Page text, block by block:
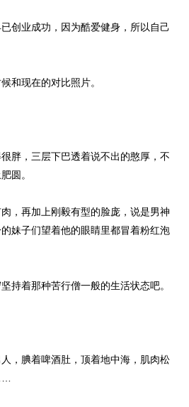
创业成功，因为酷爱健身，所以自己
和现在的对比照片。
胖，三层下巴透着说不出的憨厚，不
圆。
，再加上刚毅有型的脸庞，说是男神
妹子们望着他的眼睛里都冒着粉红泡
持着那种苦行僧一般的生活状态吧。
，腆着啤酒肚，顶着地中海，肌肉松